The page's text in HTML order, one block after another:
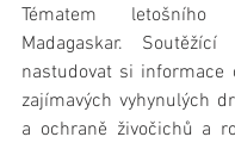
Tématem
Madagaskar.
nastudovat si informace
zajímavých vyhynulých
a ochraně živočichů a